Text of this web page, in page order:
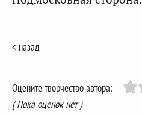
< назад
Оцените творчество автора:
( Пока оценок нет )